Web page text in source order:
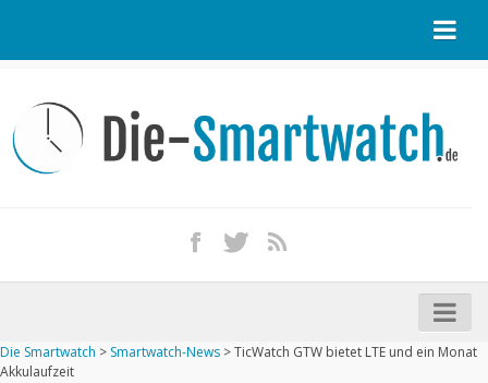
Kontakt / Tipp geben
Impressum
iPhone kaufen
Startseite
Die Smartwatch > Smartwatch-News >TicWatch GTW bietet LTE und ein Monat
Akkulaufzeit